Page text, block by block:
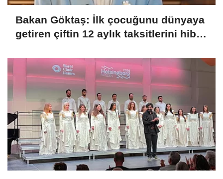
Bakan Göktaş: İlk çocuğunu dünyaya
getiren çiftin 12 aylık taksitlerini hibe